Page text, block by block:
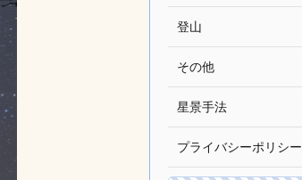
登山
その他
星景手法
プライバシーポリシー